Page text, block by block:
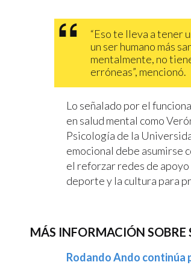
“Eso te lleva a tener
un ser humano más
mentalmente, no
erróneas”, mencionó.
Lo señalado por el
en salud mental como
Psicología de la
emocional debe asumirse
el reforzar redes de
deporte y la cultura para
MÁS INFORMACIÓN SOBRE
Rodando Ando continúa